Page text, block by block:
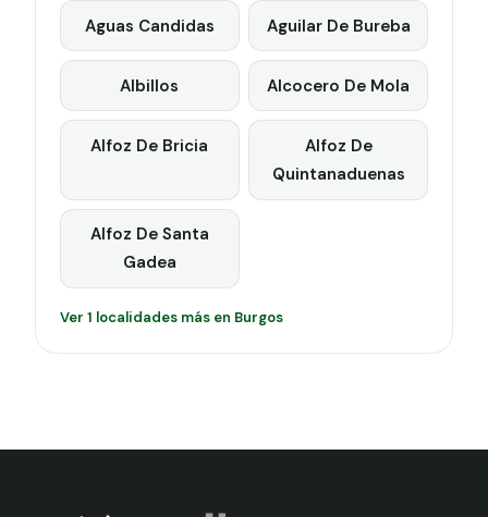
Aguas Candidas Aguilar De Bureba
Albillos Alcocero De Mola
Alfoz De Bricia
Alfoz De
Quintanaduenas
Alfoz De Santa
Gadea
Ver 1 localidades más en Burgos